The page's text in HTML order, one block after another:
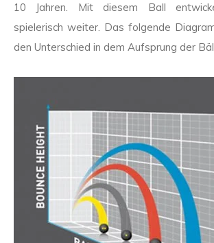
10 Jahren. Mit diesem Ball
spielerisch weiter. Das folgende
den Unterschied in dem Aufsprung der